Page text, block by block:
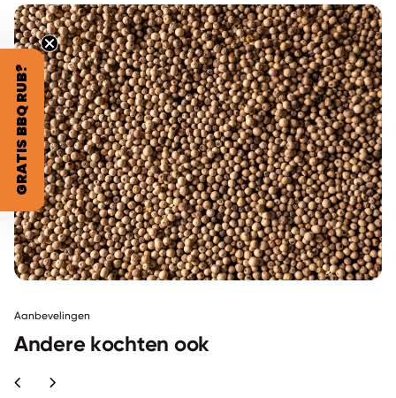
Aanbevelingen
Andere kochten ook
chevron_left chevron_right
GRATIS BBQ RUB?